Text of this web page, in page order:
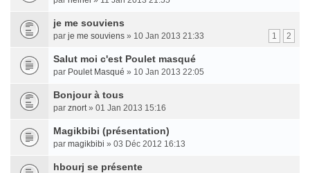
je me souviens
1 2
par je me souviens » 10 Jan 2013 21:33
Salut moi c'est Poulet masqué
par Poulet Masqué » 10 Jan 2013 22:05
Bonjour à tous
par znort» 01 Jan 2013 15:16
Magikbibi (présentation)
par magikbibi » 03 Déc 2012 16:13
hbourj se présente